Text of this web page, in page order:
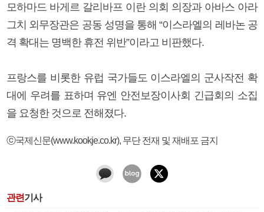
모하마드 바게르 갈리바프 이란 의회 의장과 아바스 아라
그치 외무장관은 공동 성명을 통해 “이스라엘의 레바논 공
격 확대는 명백한 휴전 위반”이라고 비판했다.
프랑스를 비롯한 유럽 국가들도 이스라엘의 군사작전 확
대에 우려를 표하며 유엔 안전보장이사회 긴급회의 소집
을 요청한 것으로 전해졌다.
ⓒ국제신문(www.kookje.co.kr), 무단 전재 및 재배포 금지
관련기사